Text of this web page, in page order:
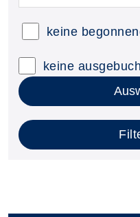
keine
keine